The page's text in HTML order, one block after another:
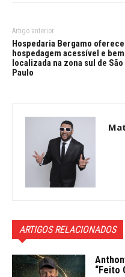
Artigo anterior
Hospedaria Bergamo oferece
hospedagem acessível e bem
localizada na zona sul de São
Paulo
ARTIGOS RELACIONADOS
“Feito